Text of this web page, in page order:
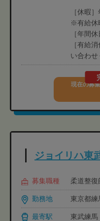
［休暇
※有給休
［年間
［有給
い合わせ
現在の募
ジョイリハ東
募集職種 柔道整復
勤務地 東京都練
最寄駅 東武練馬